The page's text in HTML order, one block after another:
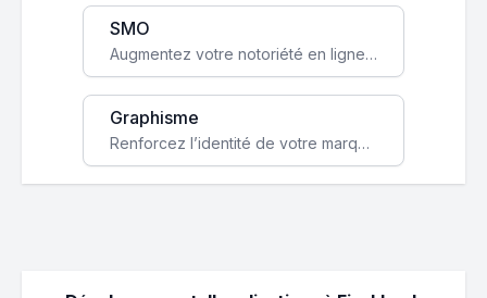
SMO
Augmentez votre notoriété en ligne et stimulez la croissance de votre entreprise grâce à une stratégie sociale sur mesure.
Graphisme
Renforcez l’identité de votre marque avec un design unique qui capte l’attention et engage vos clients.